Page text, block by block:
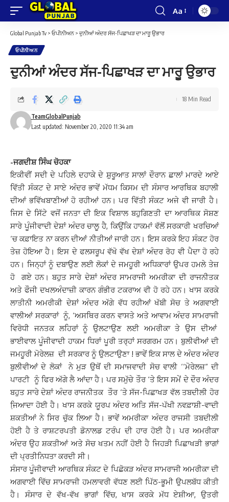
Font
Aa
Global Punjab Tv > ਓਪੀਨੀਅਨ > ਦੁਨੀਆਂ ਅੰਦਰ ਸੱਜ-ਪਿਛਾਖੜ ਦਾ ਮਾਰੂ ਉਭਾਰ
ਓਪੀਨੀਅਨ
ਦੁਨੀਆਂ ਅੰਦਰ ਸੱਜ-ਪਿਛਾਖੜ ਦਾ ਮਾਰੂ ਉਭਾਰ
Last updated: November 20, 2020 11:34 am
TeamGlobalPunjab
18 Min Read
-ਜਗਦੀਸ਼ ਸਿੰਘ ਚੋਹਕਾ
ਇਕੀਵੀਂ ਸਦੀ ਦੇ ਪਹਿਲੇ ਦਹਾਕੇ ਦੇ ਸ਼ੁਰੂਆਤ ਸਾਲਾਂ ਦੌਰਾਨ ਛਾਲਾਂ ਮਾਰਦੇ ਆਏ
ਵਿੱਤੀ ਸੰਕਟ ਦੇ ਸਾਏ ਅੰਦਰ ਭਾਵੇਂ ਮੱਧਮ ਕਿਸਮ ਦੀ ਸੰਸਾਰ ਆਰਥਿਕ ਬਹਾਲੀ
ਦੀਆਂ ਭਵਿੱਖਬਾਣੀਆਂ ਹੋ ਰਹੀਆਂ ਹਨ। ਪਰ ਵਿੱਤੀ ਸੰਕਟ ਅਜੇ ਵੀ ਜਾਰੀ ਹੈ।
ਜਿਸ ਦੇ ਸਿੱਟੇ ਵਜੋਂ ਜਨਤਾ ਦੀ ਇਕ ਵਿਸ਼ਾਲ ਬਹੁਗਿਣਤੀ ਦਾ ਆਰਥਿਕ ਸੋਸ਼ਣ
ਸਾਰੇ ਪੂੰਜੀਵਾਦੀ ਦੇਸ਼ਾਂ ਅੰਦਰ ਚਾਲੂ ਹੈ, ਕਿਉਂਕਿ ਹਾਕਮਾਂ ਵੱਲੋਂ ਸਰਕਾਰੀ ਖਰਚਿਆਂ
‘ਚ ਕਫ਼ਾਇਤ ਨਾ ਕਰਨ ਦੀਆਂ ਨੀਤੀਆਂ ਜਾਰੀ ਹਨ। ਇਸ ਕਰਕੇ ਇਹ ਸੰਕਟ ਹੋਰ
ਤੇਜ਼ ਹੋਇਆ ਹੈ। ਇਸ ਦੇ ਫਲਸਰੂਪ ਵੱਖੋ ਵੱਖ ਦੇਸ਼ਾਂ ਅੰਦਰ ਰੋਹ ਵੀ ਪੈਦਾ ਹੋ ਰਹੇ
ਹਨ। ਜਿਨ੍ਹਾਂ ਨੂੰ ਦਬਾਉਣ ਲਈ ਲੋਕਾਂ ਦੇ ਜਮਹੂਰੀ ਅਧਿਕਾਰਾਂ ਉਪਰ ਹਮਲੇ ਤੇਜ਼
ਹੋ ਗਏ ਹਨ। ਬਹੁਤ ਸਾਰੇ ਦੇਸ਼ਾਂ ਅੰਦਰ ਸਾਮਰਾਜੀ ਅਮਰੀਕਾ ਦੀ ਰਾਜਨੀਤਕ
ਅਤੇ ਫੌਜੀ ਦਖਲਅੰਦਾਜ਼ੀ ਕਾਰਨ ਗੰਭੀਰ ਟਕਰਾਅ ਵੀ ਹੋ ਰਹੇ ਹਨ। ਖਾਸ ਕਰਕੇ
ਲਾਤੀਨੀ ਅਮਰੀਕੀ ਦੇਸ਼ਾਂ ਅੰਦਰ ਅੱਗੇ ਵੱਧ ਰਹੀਆਂ ਖੱਬੀ ਸੋਚ ਤੇ ਅਗਵਾਈ
ਵਾਲੀਆਂ ਸਰਕਾਰਾਂ ਨੂੰ, ‘ਅਸਥਿਰ ਕਰਨ ਵਾਸਤੇ ਅਤੇ ਆਵਾਮ ਅੰਦਰ ਸਾਮਰਾਜੀ
ਵਿਰੋਧੀ ਜਨਤਕ ਲਹਿਰਾਂ ਨੂੰ ਉਲਟਾਉਣ ਲਈ ਅਮਰੀਕਾ ਤੇ ਉਸ ਦੀਆਂ
ਭਾਈਵਾਲ ਪੂੰਜੀਵਾਦੀ ਹਾਕਮ ਧਿਰਾਂ ਪੂਰੀ ਤਰ੍ਹਾਂ ਸਰਗਰਮ ਹਨ। ਬੁਲੀਵੀਆਂ ਦੀ
ਜਮਹੂਰੀ ਮੋਰੇਲਜ਼ ਦੀ ਸਰਕਾਰ ਨੂੰ ਉਲਟਾਉਣਾ ! ਭਾਵੇਂ ਇਕ ਸਾਲ ਦੇ ਅੰਦਰ ਅੰਦਰ
ਬੁਲੀਵੀਆਂ ਦੇ ਲੋਕਾਂ ਨੇ ਮੁੜ ਉਥੋਂ ਦੀ ਸਮਾਜਵਾਦੀ ਸੋਚ ਵਾਲੀ ‘‘ਮੋਰੇਲਜ਼“ ਦੀ
ਪਾਰਟੀ ਨੂੰ ਫਿਰ ਅੱਗੇ ਲੈ ਆਂਦਾ ਹੈ। ਪਰ ਸਮੁੱਚੇ ਤੌਰ ‘ਤੇ ਇਸ ਸਮੇਂ ਦੇ ਦੌਰ ਅੰਦਰ
ਬਹੁਤ ਸਾਰੇ ਦੇਸ਼ਾਂ ਅੰਦਰ ਰਾਜਨੀਤਕ ਤੌਰ ‘ਤੇ ਸੱਜ-ਪਿਛਾਖੜ ਵੱਲ ਤਬਦੀਲੀ ਹੋਰ
ਜਿ਼ਆਦਾ ਹੋਈ ਹੈ। ਖਾਸ ਕਰਕੇ ਯੂਰਪ ਅੰਦਰ ਅਤਿ ਸੱਜ-ਪੱਖੀ ਨਵਫ਼ਾਸ਼ੀ-ਵਾਦੀ
ਸ਼ਕਤੀਆਂ ਨੇ ਸਿਰ ਚੁੱਕ ਲਿਆ ਹੈ। ਭਾਵੇਂ ਅਮਰੀਕਾ ਅੰਦਰ ਰਾਜਸੀ ਤਬਦੀਲੀ
ਹੋਈ ਹੈ ਤੇ ਰਾਸ਼ਟਰਪਤੀ ਡੋਨਾਲਡ ਟਰੰਪ ਦੀ ਹਾਰ ਹੋਈ ਹੈ। ਪਰ ਅਮਰੀਕਾ
ਅੰਦਰ ਉਹ ਸ਼ਕਤੀਆਂ ਅਤੇ ਸੋਚ ਖਤਮ ਨਹੀਂ ਹੋਈ ਹੈ ਜਿਹੜੀ ਪਿਛਾਖੜੀ ਭਾਗਾਂ
ਦੀ ਪ੍ਰਤੀਨਿਧਤਾ ਕਰਦੀ ਸੀ।
ਸੰਸਾਰ ਪੂੰਜੀਵਾਦੀ ਆਰਥਿਕ ਸੰਕਟ ਦੇ ਪਿਛੋਕੜ ਅੰਦਰ ਸਾਮਰਾਜੀ ਅਮਰੀਕਾ ਦੀ
ਅਗਵਾਈ ਵਿੱਚ ਸਾਮਰਾਜੀ ਹਮਲਾਵਰੀ ਵੱਧਣ ਲਈ ਪਿੱਠ-ਭੂਮੀ ਉਪਲਬੱਧ ਕੀਤੀ
ਹੈ। ਸੰਸਾਰ ਦੇ ਵੱਖ-ਵੱਖ ਭਾਗਾਂ ਵਿੱਚ, ਖਾਸ ਕਰਕੇ ਮੱਧ ਏਸ਼ੀਆ, ਉਤਰੀ